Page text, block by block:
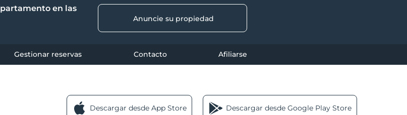
en las
Anuncie su propiedad
Gestionar reservas Contacto Afiliarse
Descargar desde App Store Descargar desde Google Play Store